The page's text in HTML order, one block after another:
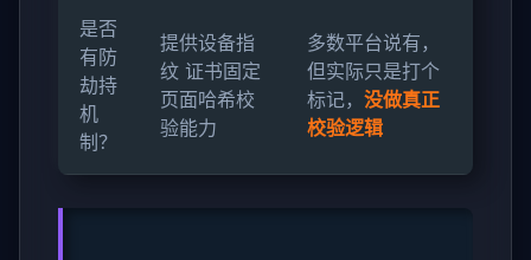
是否
有防
劫持
机
制？
提供设备指
纹 证书固定
页面哈希校
验能力
多数平台说有，
但实际只是打个
标记， 没做真正
校验逻辑